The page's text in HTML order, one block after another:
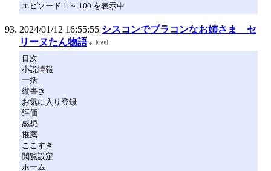
エピソード 1 ～ 100 を表示中
2024/01/12 16:55:55 シスコンでブラコンなお姉さま セ
リーヌたん物語
目次
小説情報
一括
縦書き
お気に入り登録
評価
感想
推薦
ここすき
閲覧設定
ホーム